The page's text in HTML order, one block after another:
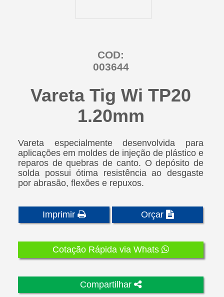
COD:
003644
Vareta Tig Wi TP20
1.20mm
Vareta especialmente desenvolvida para
aplicações em moldes de injeção de plástico e
reparos de quebras de canto. O depósito de
solda possui ótima resistência ao desgaste
por abrasão, flexões e repuxos.
Imprimir Orçar
Cotação Rápida via Whats
Compartilhar